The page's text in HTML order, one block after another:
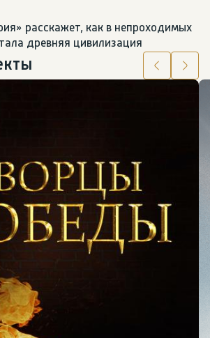
расскажет, как в непроходимых
древняя цивилизация